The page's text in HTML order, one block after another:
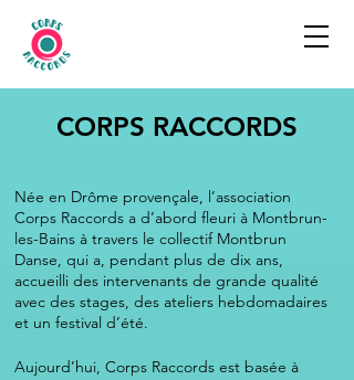
CORPS RACCORDS
Née en Drôme provençale, l’association
Corps Raccords a d’abord fleuri à Montbrun-
les-Bains à travers le collectif Montbrun
Danse, qui a, pendant plus de dix ans,
accueilli des intervenants de grande qualité
avec des stages, des ateliers hebdomadaires
et un festival d’été.
Aujourd’hui, Corps Raccords est basée à